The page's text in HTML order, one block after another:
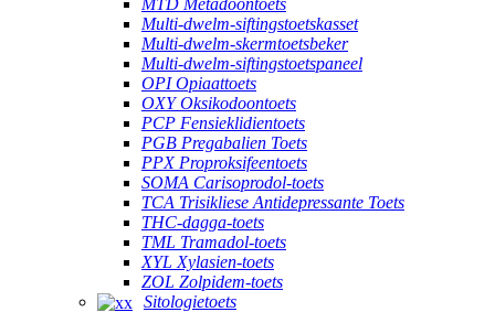
MTD Metadoontoets
Multi-dwelm-siftingstoetskasset
Multi-dwelm-skermtoetsbeker
Multi-dwelm-siftingstoetspaneel
OPI Opiaattoets
OXY Oksikodoontoets
PCP Fensieklidientoets
PGB Pregabalien Toets
PPX Proproksifeentoets
SOMA Carisoprodol-toets
TCA Trisikliese Antidepressante Toets
THC-dagga-toets
TML Tramadol-toets
XYL Xylasien-toets
ZOL Zolpidem-toets
Sitologietoets